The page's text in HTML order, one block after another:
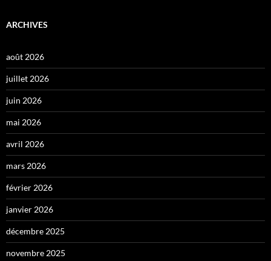
ARCHIVES
août 2026
juillet 2026
juin 2026
mai 2026
avril 2026
mars 2026
février 2026
janvier 2026
décembre 2025
novembre 2025